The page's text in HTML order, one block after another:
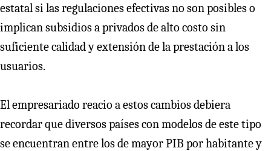
estatal si las regulaciones efectivas no son posibles o
implican subsidios a privados de alto costo sin
suficiente calidad y extensión de la prestación a los
usuarios.
El empresariado reacio a estos cambios debiera
recordar que diversos países con modelos de este tipo
se encuentran entre los de mayor PIB por habitante y